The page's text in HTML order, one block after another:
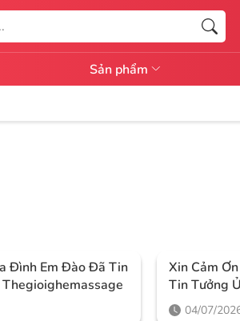
Sản phẩm
Đình Em Đào Đã Tin
Xin Cảm
Tin Tưởng
04/07/